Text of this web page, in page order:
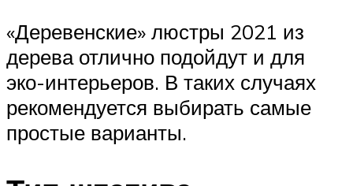
«Деревенские» люстры 2021 из
дерева отлично подойдут и для
эко-интерьеров. В таких случаях
рекомендуется выбирать самые
простые варианты.